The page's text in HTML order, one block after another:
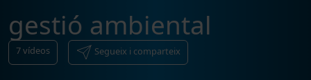
gestió ambiental
7vídeos Segueix i comparteix